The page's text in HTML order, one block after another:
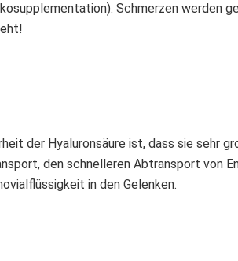
Schmerzen werden
der Hyaluronsäure ist, dass sie sehr
den schnelleren Abtransport von
in den Gelenken.